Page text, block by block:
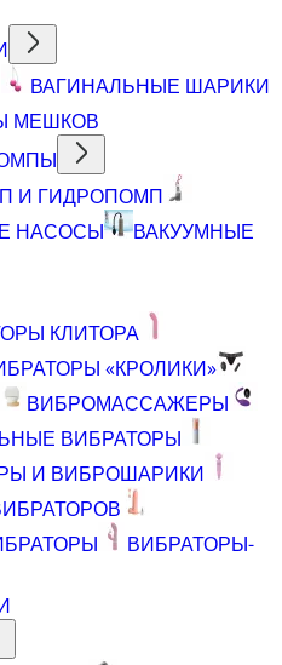
ВАГИНАЛЬНЫЕ ШАРИКИ
МЕШКОВ
И ГИДРОПОМП
НАСОСЫ
ВАКУУМНЫЕ
КЛИТОРА
«КРОЛИКИ»
ВИБРОМАССАЖЕРЫ
ВИБРАТОРЫ
И ВИБРОШАРИКИ
ВИБРАТОРЫ-